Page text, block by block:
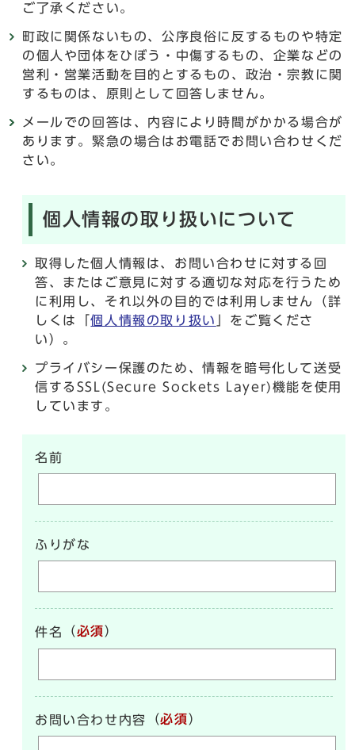
ご了承ください。
町政に関係ないもの、公序良俗に反するものや特定
の個人や団体をひぼう・中傷するもの、企業などの
営利・営業活動を目的とするもの、政治・宗教に関
するものは、原則として回答しません。
メールでの回答は、内容により時間がかかる場合が
あります。緊急の場合はお電話でお問い合わせくだ
さい。
個人情報の取り扱いについて
取得した個人情報は、お問い合わせに対する回
答、またはご意見に対する適切な対応を行うため
に利用し、それ以外の目的では利用しません（詳
しくは「個人情報の取り扱い
」をご覧くださ
い）。
プライバシー保護のため、情報を暗号化して送受
信するSSL(Secure Sockets Layer)機能を使用
しています。
名前
ふりがな
件名 （必須）
お問い合わせ内容 （必須）